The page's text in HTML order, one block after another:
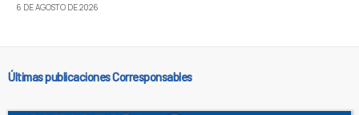
6 DE AGOSTO DE 2026
Últimas publicaciones Corresponsables